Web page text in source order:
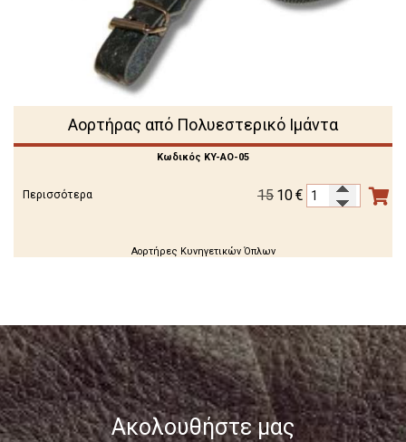
Αορτήρας από Πολυεστερικό Ιμάντα
Κωδικός KY-AO-05
15 10€
Περισσότερα
Αορτήρες Κυνηγετικών Όπλων
Ακολουθήστε μας